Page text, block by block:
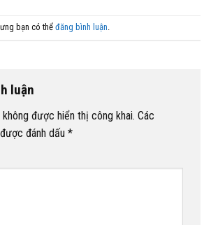
bạn có thể đăng bình luận.
luận
không được hiển thị công khai. Các
đánh dấu *